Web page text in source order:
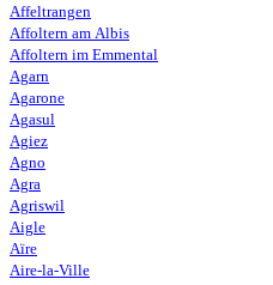
Affeltrangen
Affoltern am Albis
Affoltern im Emmental
Agarn
Agarone
Agasul
Agiez
Agno
Agra
Agriswil
Aigle
Aïre
Aire-la-Ville